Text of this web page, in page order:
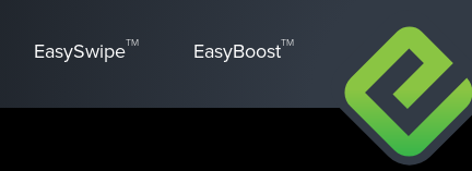
EasySwipeTM EasyBoostTM